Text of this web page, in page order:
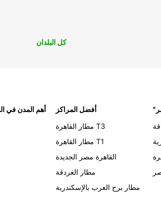
كل البلدان
أهم المدن في
أفضل المراكز
مطار القاهرة T3
مطار القاهرة T1
القاهرة مصر الجديدة
مطار الغردقة
مطار برج العرب بالإسكندرية